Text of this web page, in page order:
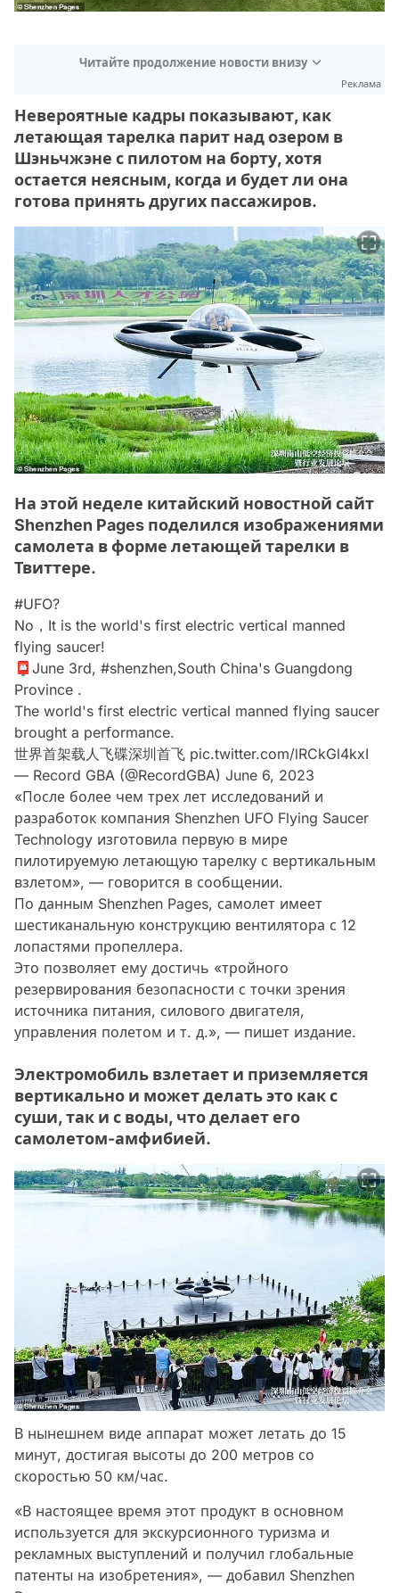
Читайте продолжение новости внизу
Реклама
Невероятные кадры показывают, как
летающая тарелка парит над озером в
Шэньчжэне с пилотом на борту, хотя
остается неясным, когда и будет ли она
готова принять других пассажиров.
На этой неделе китайский новостной сайт
Shenzhen Pages поделился изображениями
самолета в форме летающей тарелки в
Твиттере.
#UFO?
No，It is the world's first electric vertical manned
flying saucer!
📮June 3rd, #shenzhen,South China's Guangdong
Province .
The world's first electric vertical manned flying saucer
brought a performance.
世界首架载人飞碟深圳首飞 pic.twitter.com/lRCkGl4kxI
— Record GBA (@RecordGBA) June 6, 2023
«После более чем трех лет исследований и
разработок компания Shenzhen UFO Flying Saucer
Technology изготовила первую в мире
пилотируемую летающую тарелку с вертикальным
взлетом», — говорится в сообщении.
По данным Shenzhen Pages, самолет имеет
шестиканальную конструкцию вентилятора с 12
лопастями пропеллера.
Это позволяет ему достичь «тройного
резервирования безопасности с точки зрения
источника питания, силового двигателя,
управления полетом и т. д.», — пишет издание.
Электромобиль взлетает и приземляется
вертикально и может делать это как с
суши, так и с воды, что делает его
самолетом-амфибией.
В нынешнем виде аппарат может летать до 15
минут, достигая высоты до 200 метров со
скоростью 50 км/час.
«В настоящее время этот продукт в основном
используется для экскурсионного туризма и
рекламных выступлений и получил глобальные
патенты на изобретения», — добавил Shenzhen